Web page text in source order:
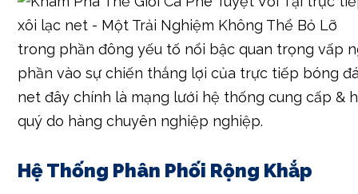
trong phần đông yếu tố nổi bậc quan trọng vấp
phần vào sự chiến thắng lợi của trực tiếp bóng
net đây chính là mạng lưới hệ thống cung cấp &
quý do hàng chuyên nghiệp nghiệp.
Hệ Thống Phân Phối Rộng Khắp